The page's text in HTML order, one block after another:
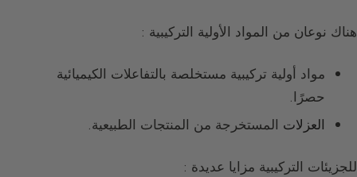
هناك نوعان من المواد الأولية التركيبية :
مواد أولية تركيبية مستخلصة بالتفاعلات الكيميائية
حصرًا.
العزلات المستخرجة من المنتجات الطبيعية.
للجزيئات التركيبية مزايا عديدة :